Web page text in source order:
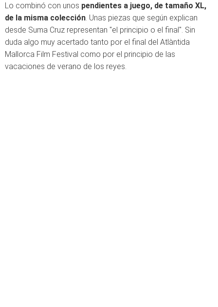
Lo combinó con unos pendientes a juego, de tamaño XL,
de la misma colección . Unas piezas que según explican
desde Suma Cruz representan "el principio o el final". Sin
duda algo muy acertado tanto por el final del Atlàntida
Mallorca Film Festival como por el principio de las
vacaciones de verano de los reyes.